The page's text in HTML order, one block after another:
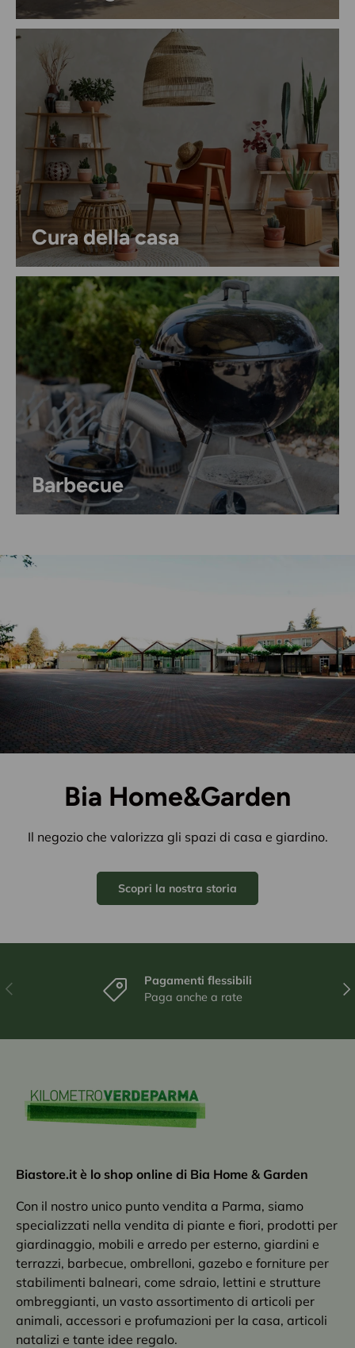
Cura della casa
Barbecue
Bia Home&Garden
Il negozio che valorizza gli spazi di casa e giardino.
Scopri la nostra storia
Indietro
Pagamenti flessibili
Paga anche a rate
Biastore.it è lo shop online di Bia Home & Garden
Con il nostro unico punto vendita a Parma, siamo
specializzati nella vendita di piante e fiori, prodotti per
giardinaggio, mobili e arredo per esterno, giardini e
terrazzi, barbecue, ombrelloni, gazebo e forniture per
stabilimenti balneari, come sdraio, lettini e strutture
ombreggianti, un vasto assortimento di articoli per
animali, accessori e profumazioni per la casa, articoli
natalizi e tante idee regalo.